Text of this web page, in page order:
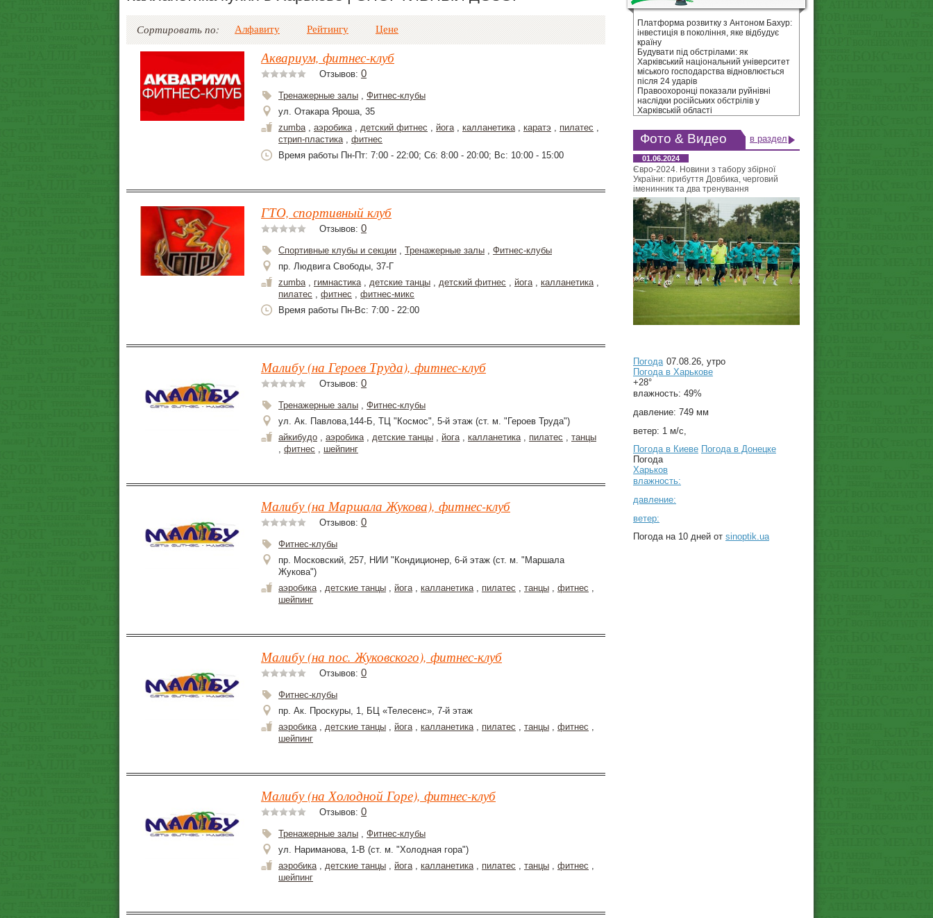
Сортировать по: Алфавиту Рейтингу Цене
Аквариум, фитнес-клуб
Отзывов: 0
Тренажерные залы , Фитнес-клубы
ул. Отакара Яроша, 35
zumba, аэробика, детский фитнес , йога, калланетика, каратэ , пилатес ,
стрип-пластика, фитнес
Время работы Пн-Пт: 7:00 - 22:00; Сб: 8:00 - 20:00; Вс: 10:00 - 15:00
ГТО, спортивный клуб
Отзывов: 0
Спортивные клубы и секции , Тренажерные залы , Фитнес-клубы
пр. Людвига Свободы, 37-Г
zumba, гимнастика, детские танцы , детский фитнес , йога, калланетика,
пилатес , фитнес , фитнес-микс
Время работы Пн-Вс: 7:00 - 22:00
Малибу (на Героев Труда), фитнес-клуб
Отзывов: 0
Тренажерные залы , Фитнес-клубы
ул. Ак. Павлова,144-Б, ТЦ "Космос", 5-й этаж (ст. м. "Героев Труда")
айкибудо , аэробика, детские танцы , йога, калланетика, пилатес , танцы
, фитнес , шейпинг
Малибу (на Маршала Жукова), фитнес-клуб
Отзывов: 0
Фитнес-клубы
пр. Московский, 257, НИИ "Кондиционер, 6-й этаж (ст. м. "Маршала
Жукова")
аэробика, детские танцы , йога, калланетика, пилатес , танцы , фитнес ,
шейпинг
Малибу (на пос. Жуковского), фитнес-клуб
Отзывов: 0
Фитнес-клубы
пр. Ак. Проскуры, 1, БЦ «Телесенс», 7-й этаж
аэробика, детские танцы , йога, калланетика, пилатес , танцы , фитнес ,
шейпинг
Малибу (на Холодной Горе), фитнес-клуб
Отзывов: 0
Тренажерные залы , Фитнес-клубы
ул. Нариманова, 1-В (ст. м. "Холодная гора")
аэробика, детские танцы , йога, калланетика, пилатес , танцы , фитнес ,
шейпинг
Платформа розвитку з Антоном Бахур:
інвестиція в покоління, яке відбудує
країну
Будувати під обстрілами: як
Харківський національний університет
міського господарства відновлюється
після 24 ударів
Правоохоронці показали руйнівні
наслідки російських обстрілів у
Харківській області
Фото & Видео в раздел
01.06.2024
Євро-2024. Новини з табору збірної
України: прибуття Довбика, черговий
іменинник та два тренування
Погода 07.08.26, утро
Погода в Харькове
+28°
влажность: 49%
давление: 749 мм
ветер: 1 м/с,
Погода в Киеве Погода в Донецке
Погода
Харьков
влажность:
давление:
ветер:
Погода на 10 дней от sinoptik.ua